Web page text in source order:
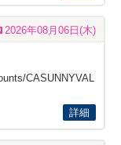
2026年08月06日(木)
CASUNNYVAL
詳細